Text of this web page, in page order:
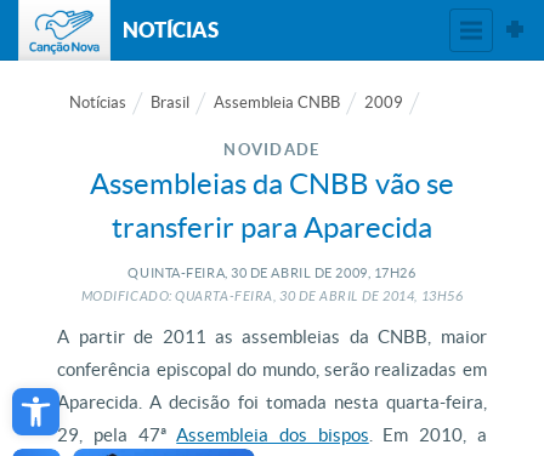
Open toolbar
NOTÍCIAS
Notícias Brasil Assembleia CNBB 2009
NOVIDADE
Assembleias da CNBB vão se
transferir para Aparecida
QUINTA-FEIRA, 30 DE ABRIL DE 2009, 17H26
MODIFICADO: QUARTA-FEIRA, 30 DEABRIL DE2014, 13H56
A partir de 2011 as assembleias da CNBB, maior
conferência episcopal do mundo, serão realizadas em
Aparecida. A decisão foi tomada nesta quarta-feira,
29, pela 47ªAssembleia dos bispos . Em 2010, a